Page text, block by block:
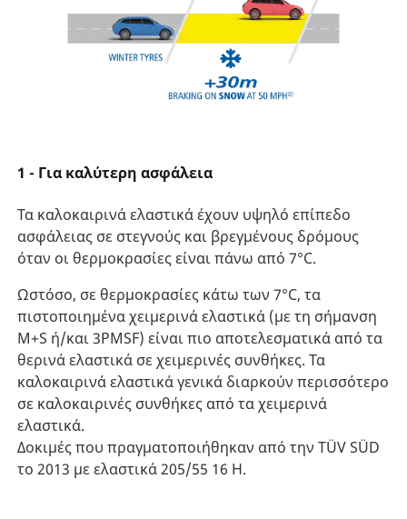
1 - Για καλύτερη ασφάλεια
Τα καλοκαιρινά ελαστικά έχουν υψηλό επίπεδο
ασφάλειας σε στεγνούς και βρεγμένους δρόμους
όταν οι θερμοκρασίες είναι πάνω από 7°C.
Ωστόσο, σε θερμοκρασίες κάτω των 7°C, τα
πιστοποιημένα χειμερινά ελαστικά (με τη σήμανση
M+S ή/και 3PMSF) είναι πιο αποτελεσματικά από τα
θερινά ελαστικά σε χειμερινές συνθήκες. Τα
καλοκαιρινά ελαστικά γενικά διαρκούν περισσότερο
σε καλοκαιρινές συνθήκες από τα χειμερινά
ελαστικά.
Δοκιμές που πραγματοποιήθηκαν από την TÜV SÜD
το 2013 με ελαστικά 205/55 16 H.